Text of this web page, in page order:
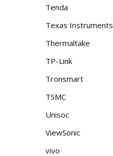
Tenda
Texas Instruments
Thermaltake
TP-Link
Tronsmart
TSMC
Unisoc
ViewSonic
vivo